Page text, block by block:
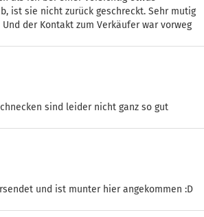
ist sie nicht zurück geschreckt. Sehr mutig
der Kontakt zum Verkäufer war vorweg
sind leider nicht ganz so gut
und ist munter hier angekommen :D